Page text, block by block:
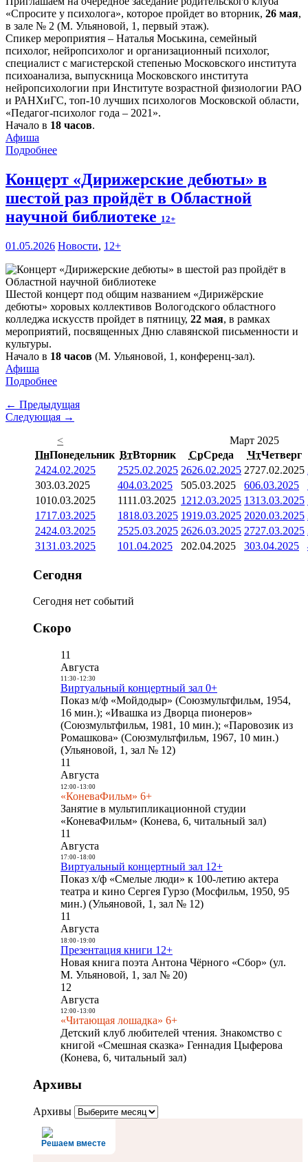
«Спросите у психолога», которое пройдет во вторник, 26 мая,
в зале № 2 (М. Ульяновой, 1, первый этаж).
Спикер мероприятия – Наталья Моськина, семейный
психолог, нейропсихолог и организационный психолог,
специалист с магистерской степенью Московского института
психоанализа, выпускница Московского института
нейропсихологии при Институте возрастной физиологии РАО
и РАНХиГС, топ-10 лучших психологов Московской области,
«Педагог-психолог года – 2021».
Начало в 18 часов.
Афиша
Подробнее
Концерт «Дирижерские дебюты» в
шестой раз пройдёт в Областной
научной библиотеке 12+
01.05.2026 Новости, 12+
Шестой концерт под общим названием «Дирижёрские
дебюты» хоровых коллективов Вологодского областного
колледжа искусств пройдет в пятницу, 22 мая, в рамках
мероприятий, посвященных Дню славянской письменности и
культуры.
Начало в 18 часов (М. Ульяновой, 1, конференц-зал).
Афиша
Подробнее
← Предыдущая
Следующая →
<
Март 2025
ПнПонедельник ВтВторник СрСреда ЧтЧетверг
2424.02.2025 2525.02.2025 2626.02.2025 2727.02.2025
303.03.2025 404.03.2025 505.03.2025 606.03.2025
1010.03.2025 1111.03.2025 1212.03.2025 1313.03.2025
1717.03.2025 1818.03.2025 1919.03.2025 2020.03.2025
2424.03.2025 2525.03.2025 2626.03.2025 2727.03.2025
3131.03.2025 101.04.2025 202.04.2025 303.04.2025
Сегодня
Сегодня нет событий
Скоро
11
Августа
11:30- 12:30
Виртуальный концертный зал 0+
Показ м/ф «Мойдодыр» (Союзмультфильм, 1954,
16 мин.); «Ивашка из Дворца пионеров»
(Союзмультфильм, 1981, 10 мин.); «Паровозик из
Ромашкова» (Союзмультфильм, 1967, 10 мин.)
(Ульяновой, 1, зал № 12)
11
Августа
12:00- 13:00
«КоневаФильм» 6+
Занятие в мультипликационной студии
«КоневаФильм» (Конева, 6, читальный зал)
11
Августа
17:00- 18:00
Виртуальный концертный зал 12+
Показ х/ф «Смелые люди» к 100-летию актера
театра и кино Сергея Гурзо (Мосфильм, 1950, 95
мин.) (Ульяновой, 1, зал № 12)
11
Августа
18:00- 19:00
Презентация книги 12+
Новая книга поэта Антона Чёрного «Сбор» (ул.
М. Ульяновой, 1, зал № 20)
12
Августа
12:00- 13:00
«Читающая лошадка» 6+
Детский клуб любителей чтения. Знакомство с
книгой «Смешная сказка» Геннадия Цыферова
(Конева, 6, читальный зал)
Архивы
Архивы
Решаем вместе